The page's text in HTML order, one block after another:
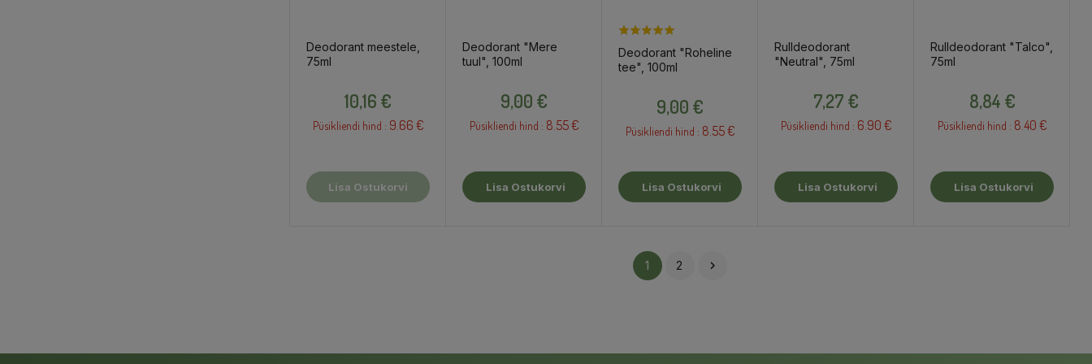
Deodorant meestele,
75ml
10,16 €
Püsikliendi hind : 9.66 €
Lisa Ostukorvi
Deodorant "Mere
tuul", 100ml
9,00 €
Püsikliendi hind : 8.55 €
Lisa Ostukorvi
Deodorant "Roheline
tee", 100ml
9,00 €
Püsikliendi hind : 8.55 €
Lisa Ostukorvi
Rulldeodorant
"Neutral", 75ml
7,27 €
Püsikliendi hind : 6.90 €
Lisa Ostukorvi
Rulldeodorant "Talco",
75ml
8,84 €
Püsikliendi hind : 8.40 €
Lisa Ostukorvi
1 2 